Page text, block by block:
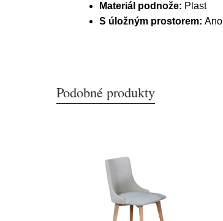
Materiál podnože: Plast
S úložným prostorem: Ano
Podobné produkty